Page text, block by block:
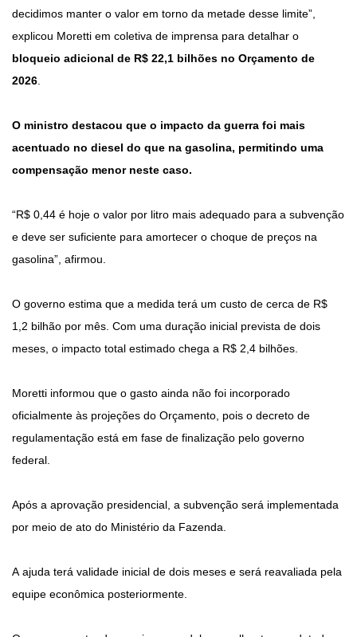
decidimos manter o valor em torno da metade desse limite”,
explicou Moretti em coletiva de imprensa para detalhar o
bloqueio adicional de R$ 22,1 bilhões no Orçamento de
2026.
O ministro destacou que o impacto da guerra foi mais
acentuado no diesel do que na gasolina, permitindo uma
compensação menor neste caso.
“R$ 0,44 é hoje o valor por litro mais adequado para a subvenção
e deve ser suficiente para amortecer o choque de preços na
gasolina”, afirmou.
O governo estima que a medida terá um custo de cerca de R$
1,2 bilhão por mês. Com uma duração inicial prevista de dois
meses, o impacto total estimado chega a R$ 2,4 bilhões.
Moretti informou que o gasto ainda não foi incorporado
oficialmente às projeções do Orçamento, pois o decreto de
regulamentação está em fase de finalização pelo governo
federal.
Após a aprovação presidencial, a subvenção será implementada
por meio de ato do Ministério da Fazenda.
A ajuda terá validade inicial de dois meses e será reavaliada pela
equipe econômica posteriormente.